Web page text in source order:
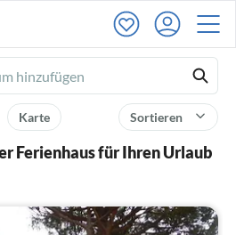
Sortieren
Karte
Ferienhaus für Ihren Urlaub